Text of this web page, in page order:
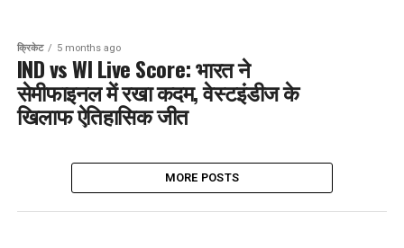
क्रिकेट 5 months ago
IND vs WI Live Score: भारत ने
सेमीफाइनल में रखा कदम, वेस्टइंडीज के
खिलाफ ऐतिहासिक जीत
MORE POSTS